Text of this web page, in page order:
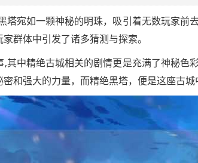
宛如一颗神秘的明珠，吸引着无数玩家前
群体中引发了诸多猜测与探索。
其中精绝古城相关的剧情更是充满了神秘色
和强大的力量，而精绝黑塔，便是这座古城